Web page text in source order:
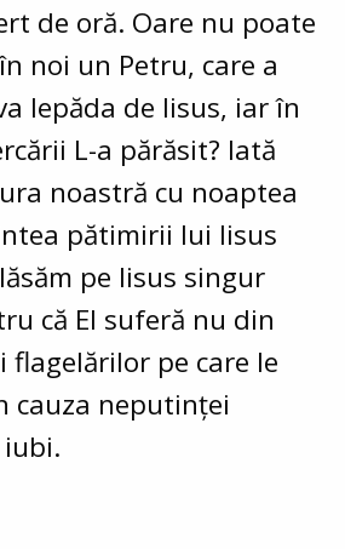
de oră. Oare nu poate
noi un Petru, care a
lepăda de Iisus, iar în
L-a părăsit? Iată
noastră cu noaptea
pătimirii lui Iisus
pe Iisus singur
că El suferă nu din
flagelărilor pe care le
cauza neputinţei